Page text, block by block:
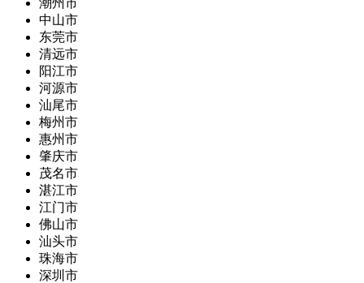
潮州市
中山市
东莞市
清远市
阳江市
河源市
汕尾市
梅州市
惠州市
肇庆市
茂名市
湛江市
江门市
佛山市
汕头市
珠海市
深圳市